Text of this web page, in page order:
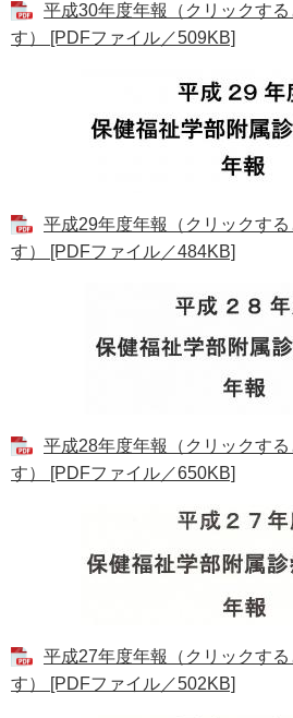
平成30年度年報（クリックす
す） [PDFファイル／509KB]
平成29年度年報（クリックす
す） [PDFファイル／484KB]
平成28年度年報（クリックす
す） [PDFファイル／650KB]
平成27年度年報（クリックす
す） [PDFファイル／502KB]